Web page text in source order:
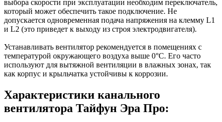
выбора скорости при эксплуатации необходим переключатель,
который может обеспечить такое подключение. Не
допускается одновременная подача напряжения на клемму L1
и L2 (это приведет к выходу из строя электродвигателя).
Устанавливать вентилятор рекомендуется в помещениях с
температурой окружающего воздуха выше 0°С. Его часто
используют для вытяжной вентиляции в влажных зонах, так
как корпус и крыльчатка устойчивы к коррозии.
Характеристики канального
вентилятора Тайфун Эра Про: